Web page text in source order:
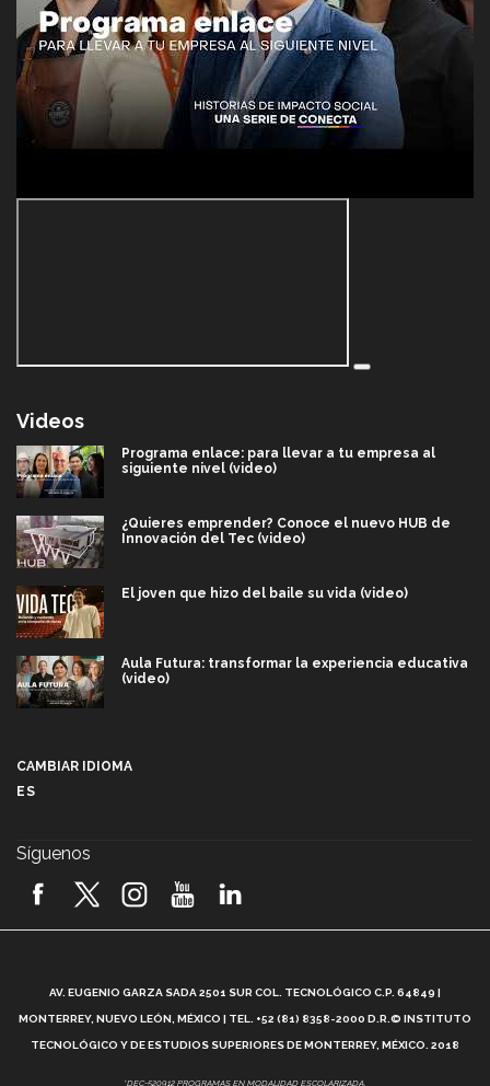
Videos
Programa enlace: para llevar a tu empresa al
siguiente nivel (video)
¿Quieres emprender? Conoce el nuevo HUB de
Innovación del Tec (video)
El joven que hizo del baile su vida (video)
Aula Futura: transformar la experiencia educativa
(video)
2026! (video)
¿Cómo es el Modelo Educativo Tec? (video)
CAMBIAR IDIOMA
ES
Síguenos
AV. EUGENIO GARZA SADA 2501 SUR COL. TECNOLÓGICO C.P. 64849 |
MONTERREY, NUEVO LEÓN, MÉXICO | TEL. +52 (81) 8358-2000 D.R.© INSTITUTO
TECNOLÓGICO Y DE ESTUDIOS SUPERIORES DE MONTERREY, MÉXICO. 2018
*DEC-520912 PROGRAMAS EN MODALIDAD ESCOLARIZADA.